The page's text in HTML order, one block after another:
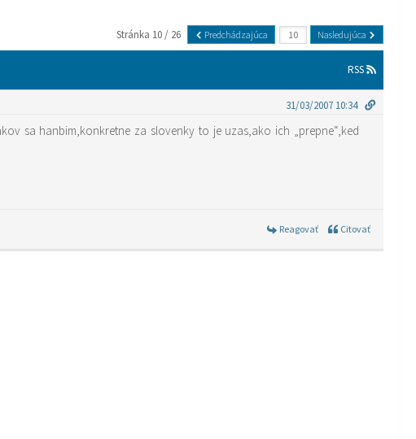
Stránka 10 / 26 Predchádzajúca Nasledujúca
RSS
31/03/2007 10:34
sa hanbim,konkretne za slovenky to je uzas,ako ich „prepne“,ked
Reagovať Citovať